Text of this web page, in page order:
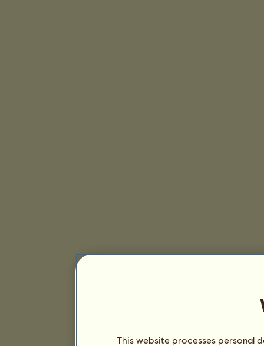
This website processes personal